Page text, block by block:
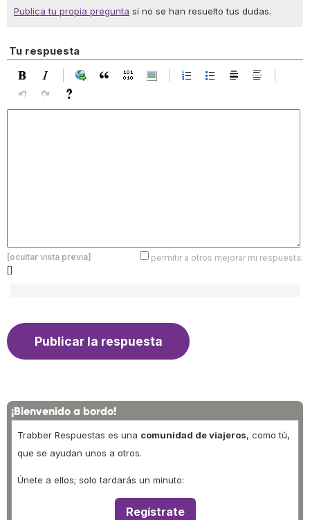
Publica tu propia pregunta si no se han resuelto tus dudas.
Tu respuesta
[ocultar vista previa]
permitir a otros mejorar mi respuesta:
[]
¡Bienvenido a bordo!
Trabber Respuestas es una comunidad de viajeros, como tú,
que se ayudan unos a otros.
Únete a ellos; solo tardarás un minuto:
Regístrate